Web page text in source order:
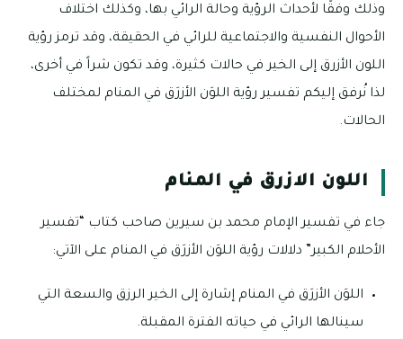
وذلك وفقًا لأحداث الرؤية وحالة الرائي بها، وكذلك اختلاف
الأحوال النفسية والاجتماعية للرائي في الحقيقة، وقد ترمز رؤية
اللون الأزرق إلى الخير في حالات كثيرة، وقد تكون شراً في أخرى،
لذا نُرفق إليكم تفسير رؤية اللوَن الأزرَق في المنام لمختلف
الحالات.
اللون الازرق في المنام
جاء في تفسير الإمام محمد بن سيرين صاحب كتاب “تفسير
الأحلام الكبير” دلالات رؤية اللوَن الأزرَق في المنام على الآتي:
اللوَن الأزرَق في المنام إشارة إلى الخير الرزق والسعة التي
سينالها الرائي في حياته الفترة المقبلة.